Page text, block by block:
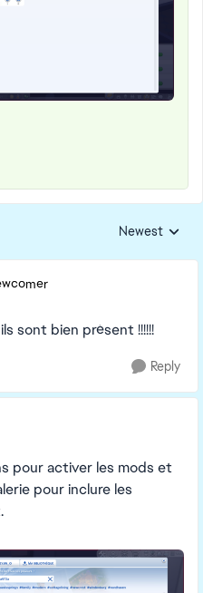
Replies sorted
Newest
sont bien présent !!!!!!
Reply
pour activer les mods et
pour inclure les